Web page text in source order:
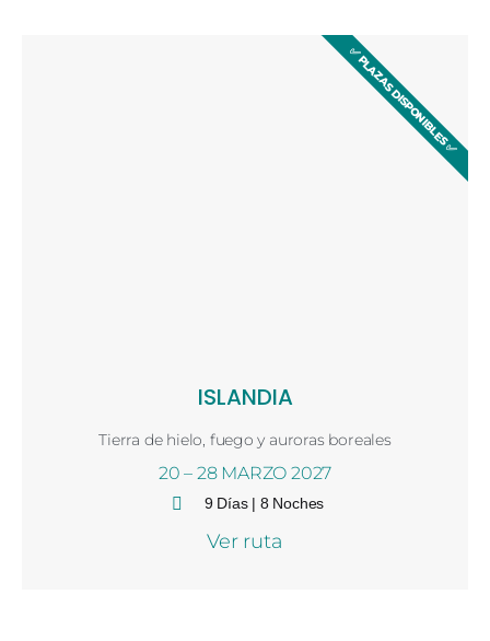
ISLANDIA
Tierra de hielo, fuego y auroras boreales
✅ PLAZAS DISPONIBLES ✅
20 – 28 MARZO 2027
9 Días | 8 Noches
Ver ruta